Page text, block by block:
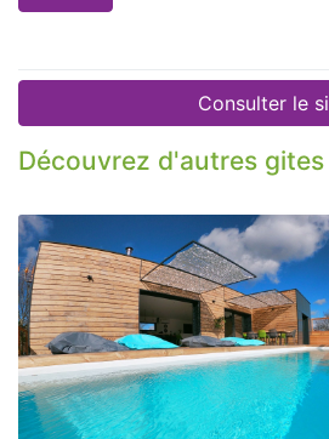
Consulter le
Découvrez d'autres